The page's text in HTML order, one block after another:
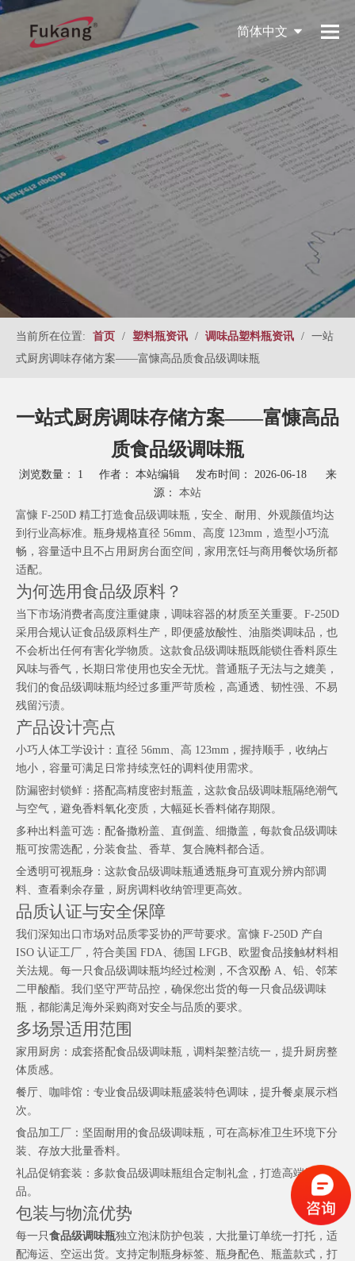
简体中文
English
当前所在位置: 首页 / 塑料瓶资讯 / 调味品塑料瓶资讯 / 一站
式厨房调味存储方案——富慷高品质食品级调味瓶
一站式厨房调味存储方案——富慷高品
质食品级调味瓶
浏览数量： 1 作者： 本站编辑 发布时间： 2026-06-18 来
源： 本站
富慷 F-250D 精工打造食品级调味瓶，安全、耐用、外观颜值均达
到行业高标准。瓶身规格直径 56mm、高度 123mm，造型小巧流
畅，容量适中且不占用厨房台面空间，家用烹饪与商用餐饮场所都
适配。
为何选用食品级原料？
当下市场消费者高度注重健康，调味容器的材质至关重要。F-250D
采用合规认证食品级原料生产，即便盛放酸性、油脂类调味品，也
不会析出任何有害化学物质。这款食品级调味瓶既能锁住香料原生
风味与香气，长期日常使用也安全无忧。普通瓶子无法与之媲美，
我们的食品级调味瓶均经过多重严苛质检，高通透、韧性强、不易
残留污渍。
产品设计亮点
小巧人体工学设计：直径 56mm、高 123mm，握持顺手，收纳占
地小，容量可满足日常持续烹饪的调料使用需求。
防漏密封锁鲜：搭配高精度密封瓶盖，这款食品级调味瓶隔绝潮气
与空气，避免香料氧化变质，大幅延长香料储存期限。
多种出料盖可选：配备撒粉盖、直倒盖、细撒盖，每款食品级调味
瓶可按需选配，分装食盐、香草、复合腌料都合适。
全透明可视瓶身：这款食品级调味瓶通透瓶身可直观分辨内部调
料、查看剩余存量，厨房调料收纳管理更高效。
品质认证与安全保障
我们深知出口市场对品质零妥协的严苛要求。富慷 F-250D 产自
ISO 认证工厂，符合美国 FDA、德国 LFGB、欧盟食品接触材料相
关法规。每一只食品级调味瓶均经过检测，不含双酚 A、铅、邻苯
二甲酸酯。我们坚守严苛品控，确保您出货的每一只食品级调味
瓶，都能满足海外采购商对安全与品质的要求。
多场景适用范围
家用厨房：成套搭配食品级调味瓶，调料架整洁统一，提升厨房整
体质感。
餐厅、咖啡馆：专业食品级调味瓶盛装特色调味，提升餐桌展示档
次。
食品加工厂：坚固耐用的食品级调味瓶，可在高标准卫生环境下分
装、存放大批量香料。
礼品促销套装：多款食品级调味瓶组合定制礼盒，打造高端厨具礼
品。
包装与物流优势
每一只食品级调味瓶独立泡沫防护包装，大批量订单统一打托，适
配海运、空运出货。支持定制瓶身标签、瓶身配色、瓶盖款式，打